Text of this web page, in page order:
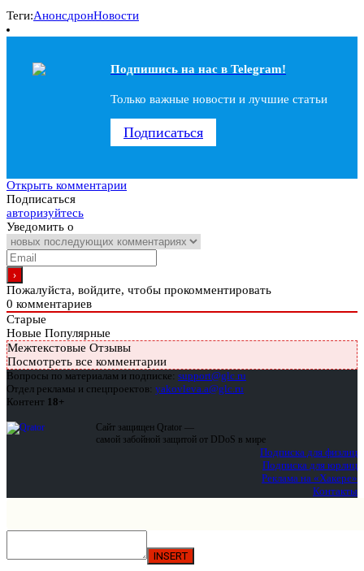
Теги:АнонсдронНовости
Подпишись на наc в Telegram!
Только важные новости и лучшие статьи
Подписаться
Открыть комментарии
Подписаться
авторизуйтесь
Уведомить о
Пожалуйста, войдите, чтобы прокомментировать
0 комментариев
Старые
Новые Популярные
Межтекстовые Отзывы
Посмотреть все комментарии
Вопросы по материалам и подписке: support@glc.ru
Отдел рекламы и спецпроектов: yakovleva.a@glc.ru
Контент 18+
Сайт защищен Qrator —
самой забойной защитой от DDoS в мире
Подписка для физлиц
Подписка для юрлиц
Реклама на «Хакере»
Контакты
INSERT